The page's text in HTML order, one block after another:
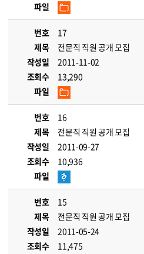
파일
번호
17
제목
전문직 직원 공개 모집
작성일
2011-11-02
조회수
13,290
파일
번호
16
제목
전문직 직원 공개 모집
작성일
2011-09-27
조회수
10,936
파일
번호
15
제목
전문직 직원 공개 모집
작성일
2011-05-24
조회수
11,475